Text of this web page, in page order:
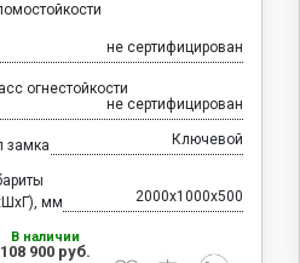
не сертифицирован
огнестойкости
не сертифицирован
замка Ключевой
мм
2000x1000x500
В наличии
108 900 руб.